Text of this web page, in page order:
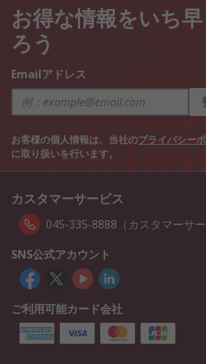
お得な情報をいち
ろう
Emailアドレス
お客様の個人情報は、当社のプライバシー
に取り扱いを行います。
カスタマーサービス
045-335-8888（カスタマーサー
SNS公式アカウント
ご利用可能カード会社